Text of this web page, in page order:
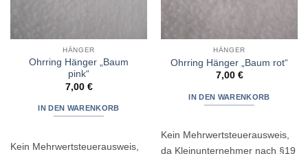
HÄNGER
Ohrring Hänger „Baum
pink“
7,00 €
IN DEN WARENKORB
Kein Mehrwertsteuerausweis,
HÄNGER
Ohrring Hänger „Baum rot“
7,00 €
IN DEN WARENKORB
Kein Mehrwertsteuerausweis,
da Kleinunternehmer nach §19